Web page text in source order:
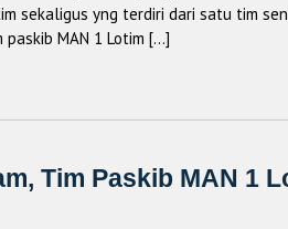
sekaligus yng terdiri dari satu tim
MAN 1 Lotim […]
Tim Paskib MAN 1